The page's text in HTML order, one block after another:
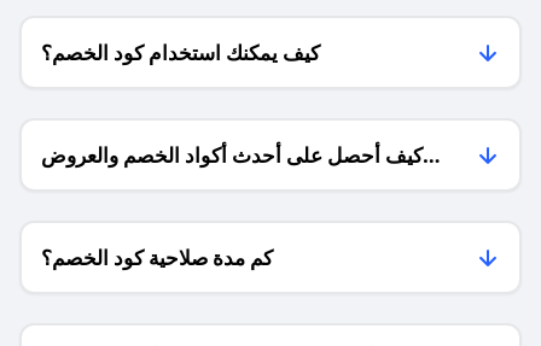
كيف يمكنك استخدام كود الخصم؟
كيف أحصل على أحدث أكواد الخصم والعروض
للمتاجر؟
كم مدة صلاحية كود الخصم؟